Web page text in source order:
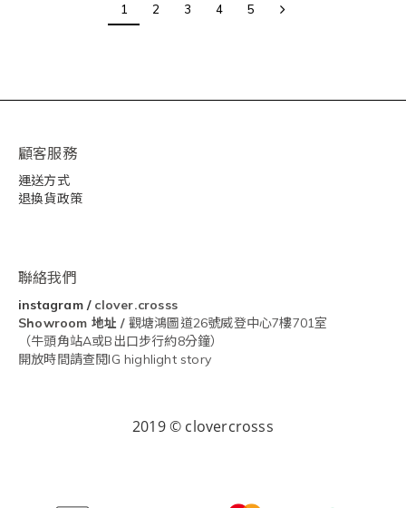
1 2 3 4 5
顧客服務
運送方式
退換貨政策
聯絡我們
instagram/ clover.crosss
Showroom 地址 / 觀塘鴻圖道26號威登中心7樓701室
（牛頭角站A或B出口步行約8分鐘）
開放時間請查閱IG highlight story
2019 © clovercrosss